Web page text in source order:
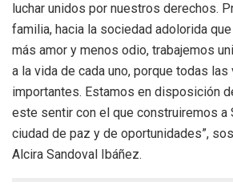
luchar unidos por nuestros derechos.
familia, hacia la sociedad adolorida
más amor y menos odio, trabajemos
a la vida de cada uno, porque todas
importantes. Estamos en disposición
este sentir con el que construiremos a
ciudad de paz y de oportunidades”,
Alcira Sandoval Ibáñez.